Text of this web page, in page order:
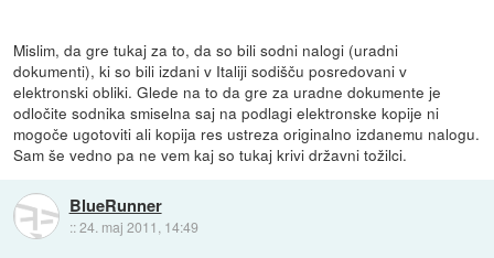
Mislim, da gre tukaj za to, da so bili sodni nalogi (uradni
dokumenti), ki so bili izdani v Italiji sodišču posredovani v
elektronski obliki. Glede na to da gre za uradne dokumente je
odločite sodnika smiselna saj na podlagi elektronske kopije ni
mogoče ugotoviti ali kopija res ustreza originalno izdanemu nalogu.
Sam še vedno pa ne vem kaj so tukaj krivi državni tožilci.
BlueRunner
::24. maj 2011, 14:49